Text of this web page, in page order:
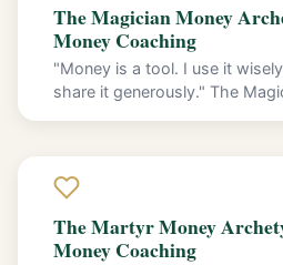
The Magician Money
Money Coaching
"Money is a tool. I use it
share it generously." The
The Martyr Money
Money Coaching